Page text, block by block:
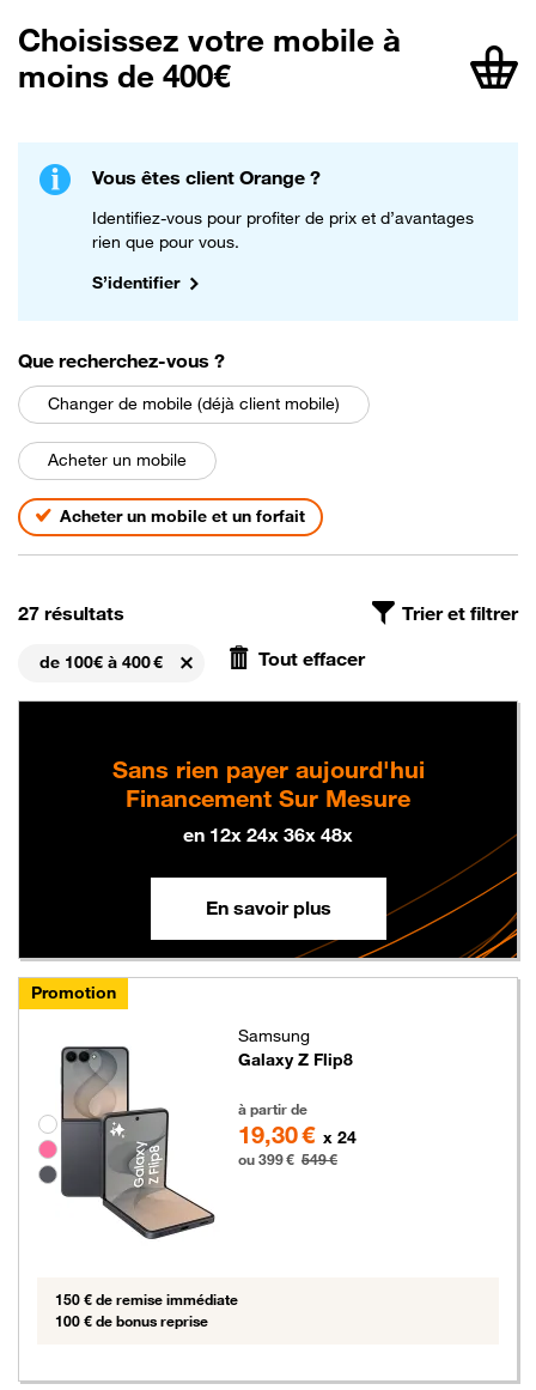
Choisissez votre mobile à
moins de 400€
Vous êtes client Orange ?
Identifiez-vous pour profiter de prix et d’avantages
rien que pour vous.
S’identifier
Que recherchez-vous parmi les choix suivants
?
Changer de mobile (déjà client mobile)
Acheter un mobile
Acheter un mobile et un forfait
On a trouvé
27 résultats , avec le filtre Prix de 100€ à 400 €, triés par
Trier et filtrer
de 100€ à 400 €
Tout effacer
Sans rien payer aujourd'hui
Financement Sur Mesure
en 12x 24x 36x 48x
En savoir plus
Promotion
Groupe de couleurs disponibles non sélectionnables
Samsung
Galaxy Z Flip8
à partir de
19,30 € x 24
ou 399 € 549 €
150 € de remise immédiate
100 € de bonus reprise